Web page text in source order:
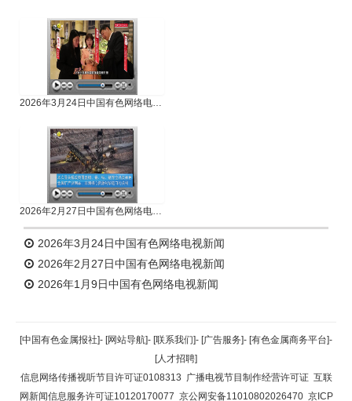
2026年3月24日中国有色网络电视新闻
2026年2月27日中国有色网络电视新闻
2026年3月24日中国有色网络电视新闻
2026年2月27日中国有色网络电视新闻
2026年1月9日中国有色网络电视新闻
[中国有色金属报社]- [网站导航]- [联系我们]- [广告服务]- [有色金属商务平台]-
[人才招聘]
信息网络传播视听节目许可证0108313 广播电视节目制作经营许可证 互联
网新闻信息服务许可证10120170077 京公网安备11010802026470 京ICP